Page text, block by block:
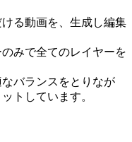
る動画を、生成し編集
みで全てのレイヤーを
バランスをとりなが
トしています。